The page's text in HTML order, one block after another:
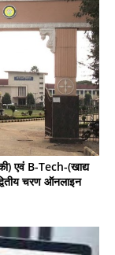
एवं B-Tech-(खाद्य
चरण ऑनलाइन